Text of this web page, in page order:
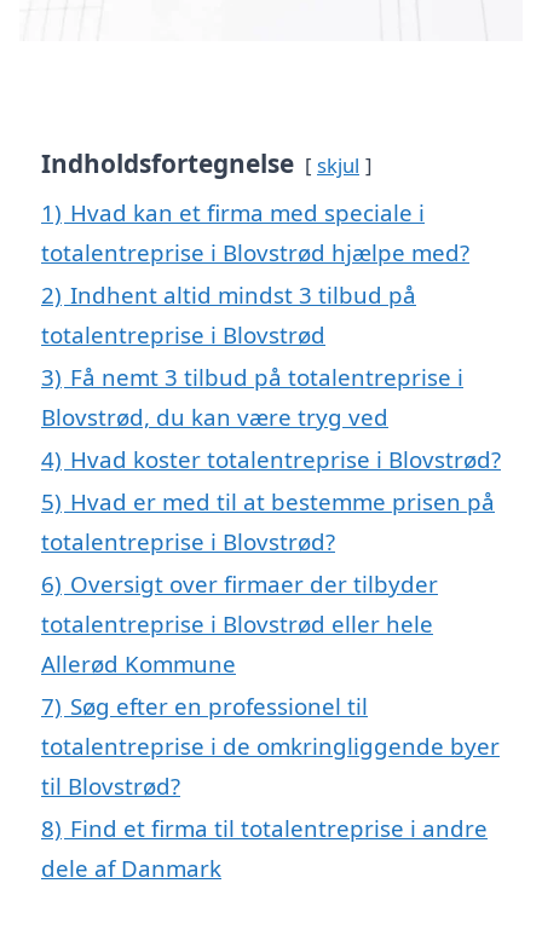
Indholdsfortegnelse skjul
1) Hvad kan et firma med speciale i
totalentreprise i Blovstrød hjælpe med?
2) Indhent altid mindst 3 tilbud på
totalentreprise i Blovstrød
3) Få nemt 3 tilbud på totalentreprise i
Blovstrød, du kan være tryg ved
4) Hvad koster totalentreprise i Blovstrød?
5) Hvad er med til at bestemme prisen på
totalentreprise i Blovstrød?
6) Oversigt over firmaer der tilbyder
totalentreprise i Blovstrød eller hele
Allerød Kommune
7) Søg efter en professionel til
totalentreprise i de omkringliggende byer
til Blovstrød?
8) Find et firma til totalentreprise i andre
dele af Danmark